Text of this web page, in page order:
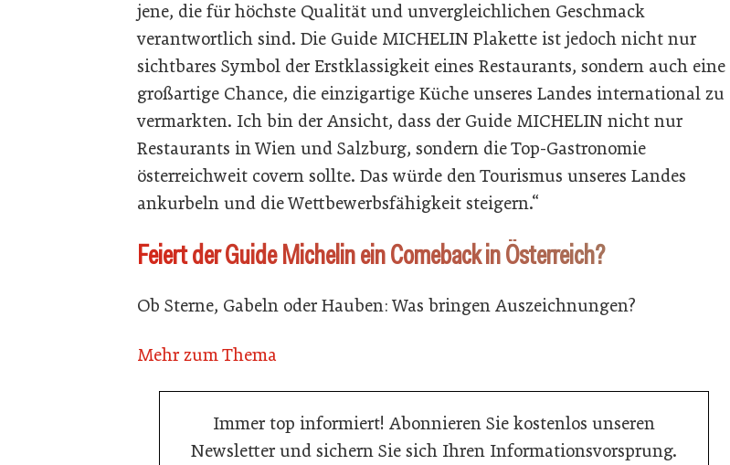
jene, die für höchste Qualität und unvergleichlichen Geschmack
verantwortlich sind. Die Guide MICHELIN Plakette ist jedoch nicht nur
sichtbares Symbol der Erstklassigkeit eines Restaurants, sondern auch eine
großartige Chance, die einzigartige Küche unseres Landes international zu
vermarkten. Ich bin der Ansicht, dass der Guide MICHELIN nicht nur
Restaurants in Wien und Salzburg, sondern die Top-Gastronomie
österreichweit covern sollte. Das würde den Tourismus unseres Landes
ankurbeln und die Wettbewerbsfähigkeit steigern.“
Feiert der Guide Michelin ein Comeback in Österreich?
Ob Sterne, Gabeln oder Hauben: Was bringen Auszeichnungen?
Mehr zum Thema
Immer top informiert! Abonnieren Sie kostenlos unseren
Newsletter und sichern Sie sich Ihren Informationsvorsprung.